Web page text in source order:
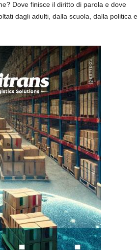
Dove finisce il diritto di parola e dove
dagli adulti, dalla scuola, dalla politica e